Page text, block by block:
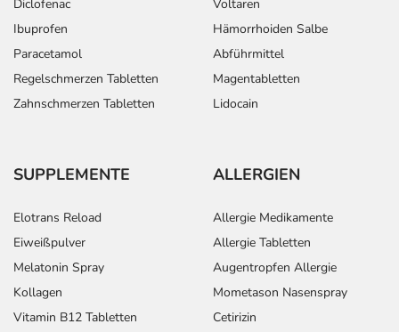
Diclofenac
Ibuprofen
Paracetamol
Regelschmerzen Tabletten
Zahnschmerzen Tabletten
Voltaren
Hämorrhoiden Salbe
Abführmittel
Magentabletten
Lidocain
SUPPLEMENTE
Elotrans Reload
Eiweißpulver
Melatonin Spray
Kollagen
Vitamin B12 Tabletten
ALLERGIEN
Allergie Medikamente
Allergie Tabletten
Augentropfen Allergie
Mometason Nasenspray
Cetirizin